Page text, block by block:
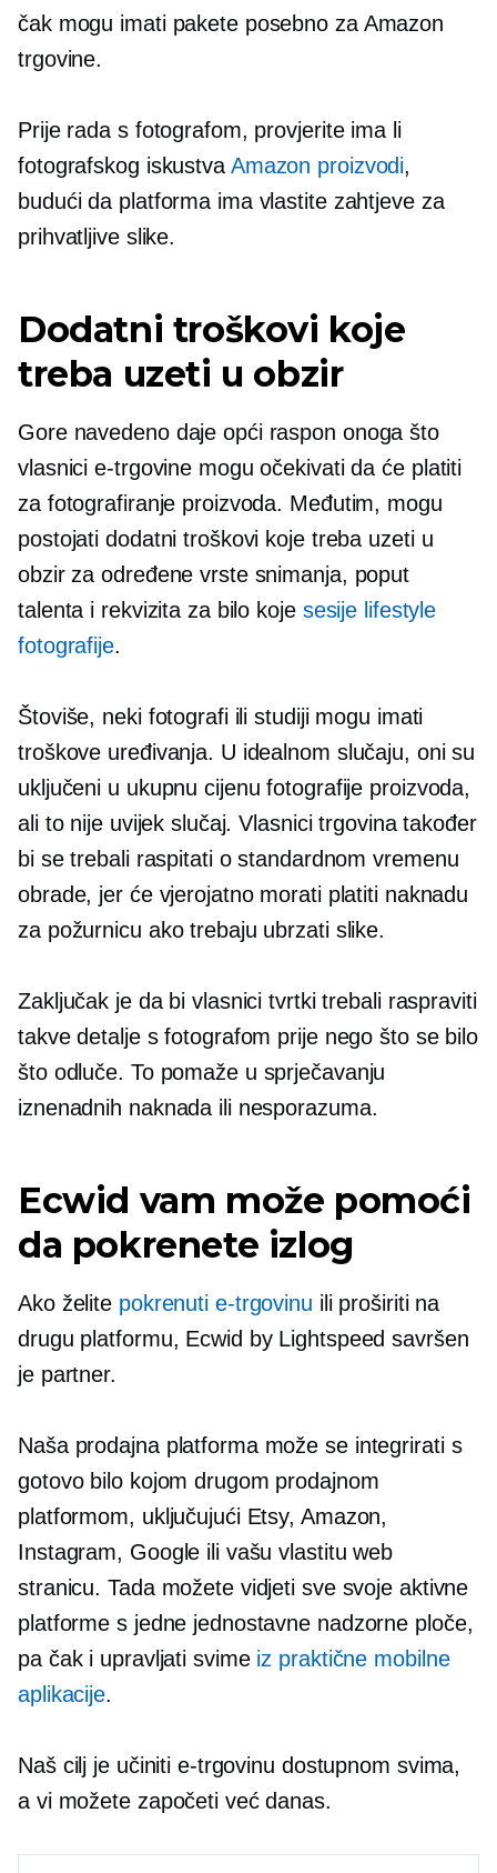
čak mogu imati pakete posebno za Amazon
trgovine.
Prije rada s fotografom, provjerite ima li
fotografskog iskustva Amazon proizvodi,
budući da platforma ima vlastite zahtjeve za
prihvatljive slike.
Dodatni troškovi koje
treba uzeti u obzir
Gore navedeno daje opći raspon onoga što
vlasnici e-trgovine mogu očekivati ​​da će platiti
za fotografiranje proizvoda. Međutim, mogu
postojati dodatni troškovi koje treba uzeti u
obzir za određene vrste snimanja, poput
talenta i rekvizita za bilo koje sesije lifestyle
fotografije.
Štoviše, neki fotografi ili studiji mogu imati
troškove uređivanja. U idealnom slučaju, oni su
uključeni u ukupnu cijenu fotografije proizvoda,
ali to nije uvijek slučaj. Vlasnici trgovina također
bi se trebali raspitati o standardnom vremenu
obrade, jer će vjerojatno morati platiti naknadu
za požurnicu ako trebaju ubrzati slike.
Zaključak je da bi vlasnici tvrtki trebali raspraviti
takve detalje s fotografom prije nego što se bilo
što odluče. To pomaže u sprječavanju
iznenadnih naknada ili nesporazuma.
Ecwid vam može pomoći
da pokrenete izlog
Ako želite pokrenuti e-trgovinu ili proširiti na
drugu platformu, Ecwid by Lightspeed savršen
je partner.
Naša prodajna platforma može se integrirati s
gotovo bilo kojom drugom prodajnom
platformom, uključujući Etsy, Amazon,
Instagram, Google ili vašu vlastitu web
stranicu. Tada možete vidjeti sve svoje aktivne
platforme s jedne jednostavne nadzorne ploče,
pa čak i upravljati svime iz praktične mobilne
aplikacije.
Naš cilj je učiniti e-trgovinu dostupnom svima,
a vi možete započeti već danas.